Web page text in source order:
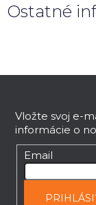
Ostatné
Vložte svoj e-
informácie o
Email